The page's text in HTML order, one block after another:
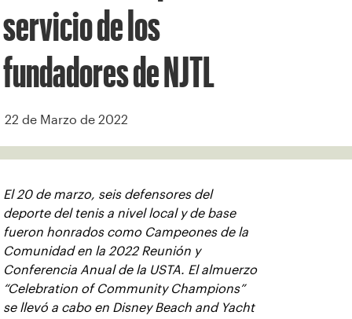
servicio de los
fundadores de NJTL
22 de Marzo de 2022
El 20 de marzo, seis defensores del
deporte del tenis a nivel local y de base
fueron honrados como Campeones de la
Comunidad en la 2022 Reunión y
Conferencia Anual de la USTA. El almuerzo
“Celebration of Community Champions”
se llevó a cabo en Disney Beach and Yacht